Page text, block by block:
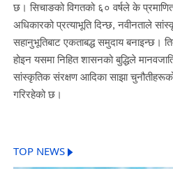
छ। सिचाङको विगतको ६० वर्षले के
अधिकारको प्रत्याभूति दिन्छ, नवीनताले
सहानुभूतिबाट एकताबद्ध समुदाय बनाइन्छ।
होइन यसमा निहित शासनको बुद्धिले
सांस्कृतिक संरक्षण आदिका साझा
गरिरहेको छ।
TOP NEWS